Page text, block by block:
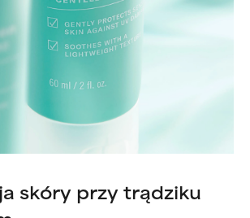
skóry przy trądziku